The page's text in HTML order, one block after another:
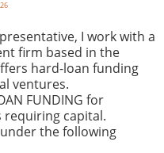
I work with a
firm based in the
hard-loan funding
ventures.
FUNDING for
requiring capital.
the following